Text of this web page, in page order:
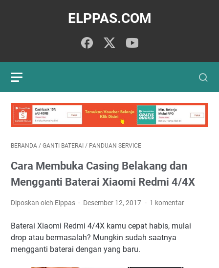
ELPPAS.COM
BERANDA / GANTI BATERAI / PANDUAN SERVICE
Cara Membuka Casing Belakang dan
Mengganti Baterai Xiaomi Redmi 4/4X
Diposkan oleh Elppas Desember 12, 2017 1 komentar
Baterai Xiaomi Redmi 4/4X kamu cepat habis, mulai
drop atau bermasalah? Mungkin sudah saatnya
mengganti baterai dengan yang baru.